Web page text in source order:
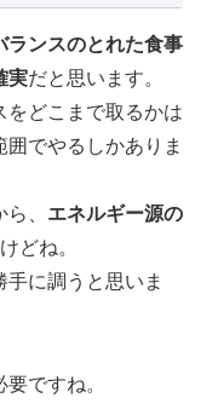
ランスのとれた食事
実だと思います。
をどこまで取るかは
でやるしかありま
、 エネルギー源の
どね。
に調うと思いま
ですね。